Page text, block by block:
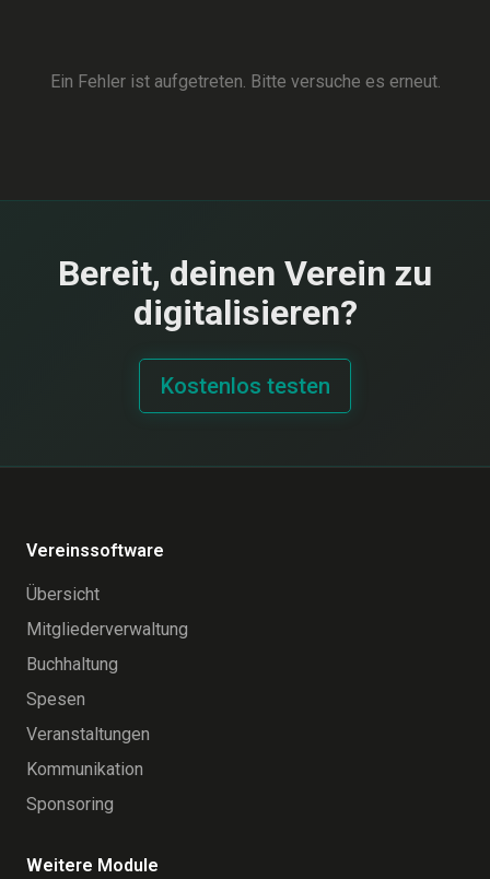
Ein Fehler ist aufgetreten. Bitte versuche es erneut.
Bereit, deinen Verein zu
digitalisieren?
Kostenlos testen
Vereinssoftware
Übersicht
Mitgliederverwaltung
Buchhaltung
Spesen
Veranstaltungen
Kommunikation
Sponsoring
Weitere Module